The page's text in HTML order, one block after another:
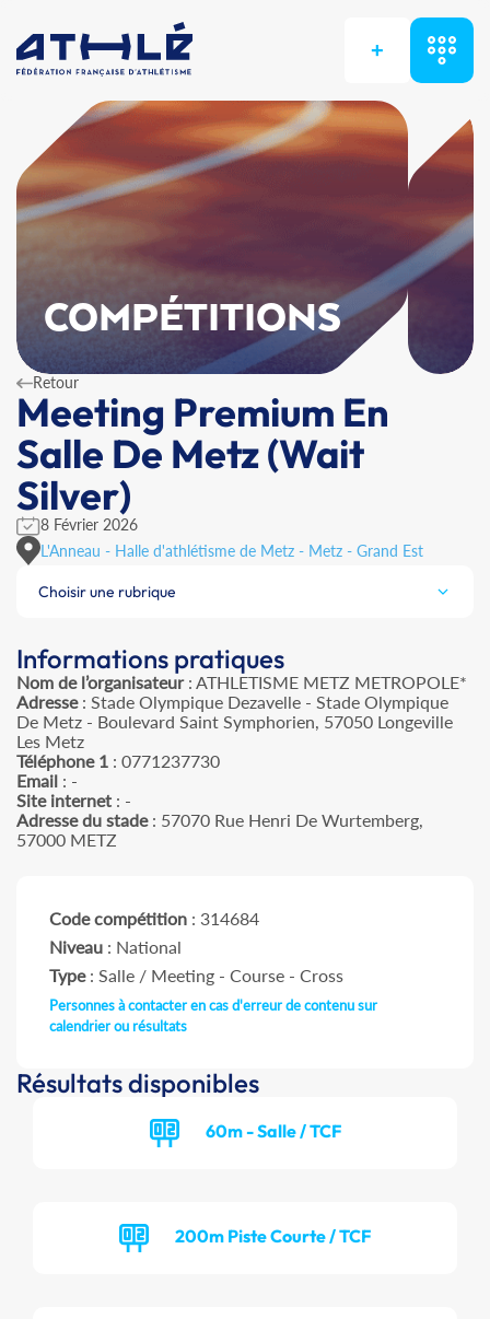
+
COMPÉTITIONS
Retour
Meeting Premium En
Salle De Metz (Wait
Silver)
8 Février 2026
L'Anneau - Halle d'athlétisme de Metz - Metz - Grand Est
Choisir une rubrique
Informations pratiques
Nom de l’organisateur: ATHLETISME METZ METROPOLE*
Adresse: Stade Olympique Dezavelle - Stade Olympique
De Metz - Boulevard Saint Symphorien, 57050 Longeville
Les Metz
Téléphone 1 : 0771237730
Email : -
Site internet : -
Adresse du stade: 57070 Rue Henri De Wurtemberg,
57000 METZ
Code compétition : 314684
Niveau : National
Type: Salle / Meeting - Course - Cross
Personnes à contacter en cas d'erreur de contenu sur
calendrier ou résultats
Résultats disponibles
60m - Salle / TCF
200m Piste Courte / TCF